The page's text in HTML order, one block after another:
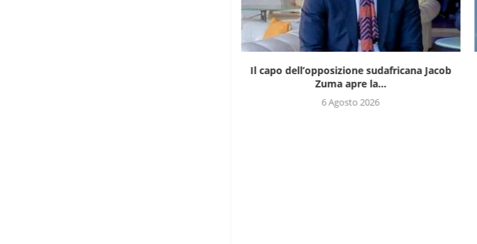
Il capo dell’opposizione sudafricana Jacob
Zuma apre la...
6 Agosto 2026